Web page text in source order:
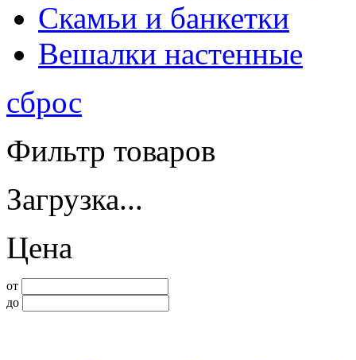
Скамьи и банкетки
Вешалки настенные
сброс
Фильтр товаров
Загрузка...
Цена
от
до